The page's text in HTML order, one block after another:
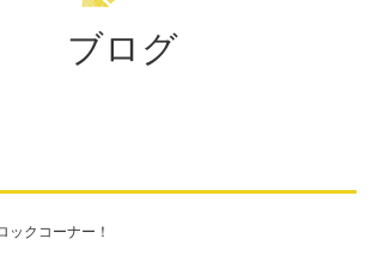
ブログ
ックコーナー！